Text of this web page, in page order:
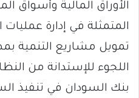
الأوراق المالية وأسواق
المتمثلة في إدارة
تمويل مشاريع التنمية
اللجوء للإستدانة من
بنك السودان في تنفيذ